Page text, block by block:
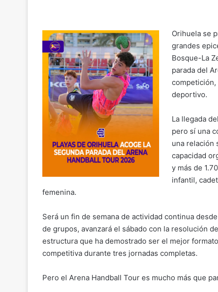
y
Li
n
k
l
e
b
o
o
k
s
A
p
p
gr
a
m
p
ar
tir
Orihuela se
grandes
Bosque-La
parada del
competición,
deportivo.
La llegada
pero sí una
una relación
capacidad
y más de
infantil,
femenina.
Será un fin de semana de actividad continua
de grupos, avanzará el sábado con la resolución
estructura que ha demostrado ser el mejor
competitiva durante tres jornadas completas.
Pero el Arena Handball Tour es mucho más que